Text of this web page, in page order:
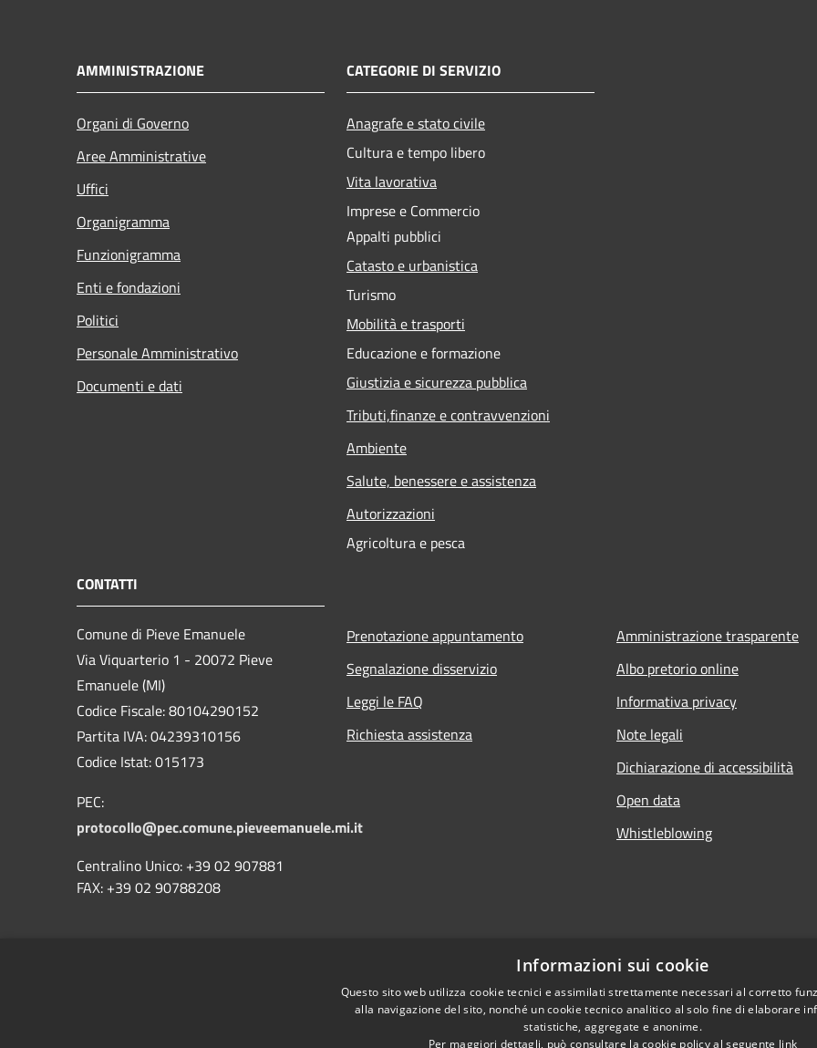
AMMINISTRAZIONE
Organi di Governo
Aree Amministrative
Uffici
Organigramma
Funzionigramma
Enti e fondazioni
Politici
Personale Amministrativo
Documenti e dati
CATEGORIE DI SERVIZIO
Anagrafe e stato civile
Cultura e tempo libero
Vita lavorativa
Imprese e Commercio
Appalti pubblici
Catasto e urbanistica
Turismo
Mobilità e trasporti
Educazione e formazione
Giustizia e sicurezza pubblica
Tributi,finanze e contravvenzioni
Ambiente
Salute, benessere e assistenza
Autorizzazioni
Agricoltura e pesca
CONTATTI
Comune di Pieve Emanuele
Via Viquarterio 1 - 20072 Pieve
Emanuele (MI)
Codice Fiscale: 80104290152
Partita IVA: 04239310156
Codice Istat: 015173
PEC:
protocollo@pec.comune.pieveemanuele.mi.it
Centralino Unico: +39 02 907881
FAX: +39 02 90788208
Prenotazione appuntamento
Segnalazione disservizio
Leggi le FAQ
Richiesta assistenza
Amministrazione trasparente
Albo pretorio online
Informativa privacy
Note legali
Dichiarazione di accessibilità
Open data
Whistleblowing
Informazioni sui cookie
Questo sito web utilizza cookie tecnici e assimilati strettamente necessari al corretto
alla navigazione del sito, nonché un cookie tecnico analitico al solo fine di elaborare
statistiche, aggregate e anonime.
Per maggiori dettagli, può consultare la cookie policy al seguente link